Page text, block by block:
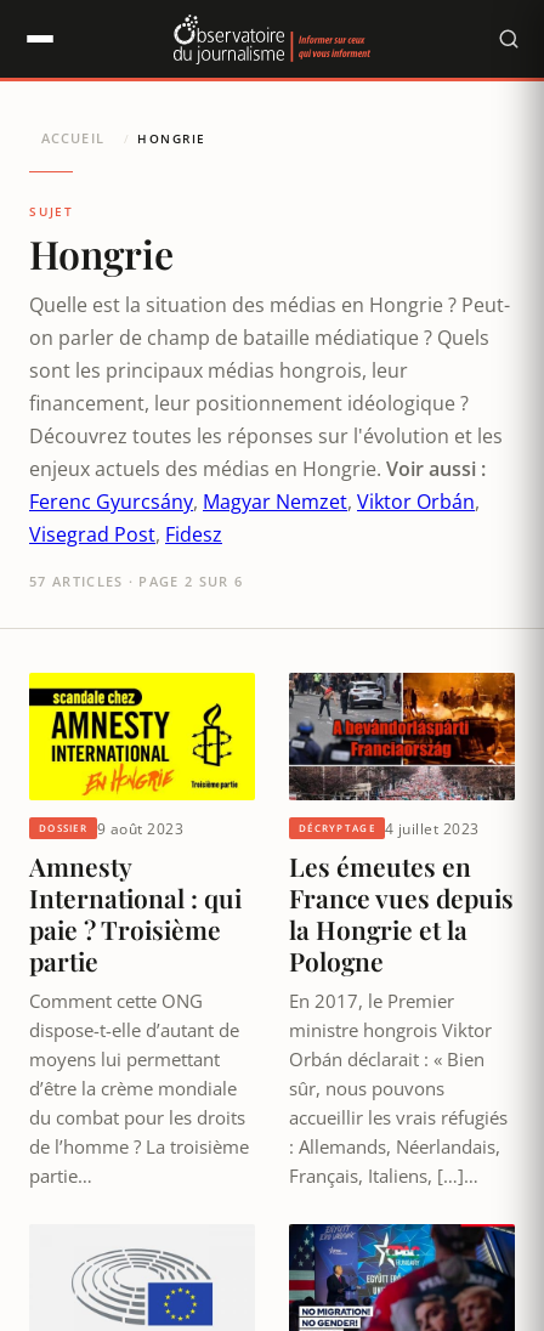
ACCUEIL / HONGRIE
SUJET
Hongrie
Quelle est la situation des médias en Hongrie ? Peut-
on parler de champ de bataille médiatique ? Quels
sont les principaux médias hongrois, leur
financement, leur positionnement idéologique ?
Découvrez toutes les réponses sur l'évolution et les
enjeux actuels des médias en Hongrie. Voir aussi :
Ferenc Gyurcsány, Magyar Nemzet, Viktor Orbán,
Visegrad Post, Fidesz
57 ARTICLES · PAGE 2 SUR 6
DOSSIER 9 août 2023
Amnesty
International : qui
paie ? Troisième
partie
Comment cette ONG
dispose-t-elle d’autant de
moyens lui permettant
d’être la crème mondiale
du combat pour les droits
de l’homme ? La troisième
partie…
DÉCRYPTAGE 4 juillet 2023
Les émeutes en
France vues depuis
la Hongrie et la
Pologne
En 2017, le Premier
ministre hongrois Viktor
Orbán déclarait : « Bien
sûr, nous pouvons
accueillir les vrais réfugiés
: Allemands, Néerlandais,
Français, Italiens, […]…
Panneau de gestion des cookies